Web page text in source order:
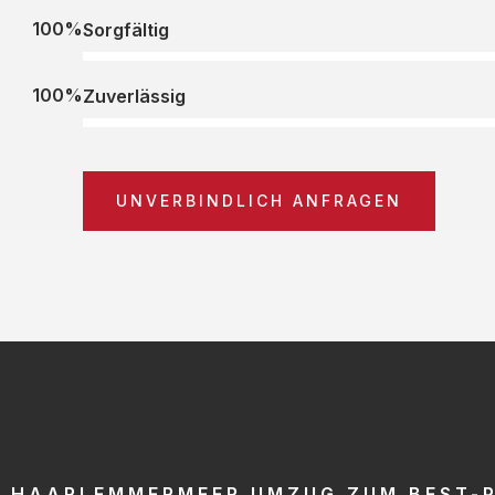
Sorgfältig
100%
Zuverlässig
100%
UNVERBINDLICH ANFRAGEN